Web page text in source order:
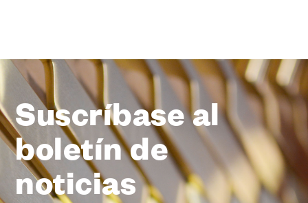
Suscríbase al
boletín de
noticias